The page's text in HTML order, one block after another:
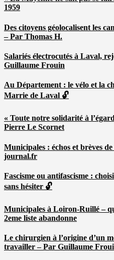
1959
Des citoyens géolocalisent les
– Par Thomas H.
Salariés électrocutés à Laval,
Guillaume Frouin
Au Département : le vélo et la
Marrie de Laval 🔓
« Toute notre solidarité à
Pierre Le Scornet
Municipales : échos et brèves
journal.fr
Fascisme ou antifascisme :
sans hésiter 🔓
Municipales à Loiron-Ruillé –
2eme liste abandonne
Le chirurgien à l’origine d’un
travailler – Par Guillaume